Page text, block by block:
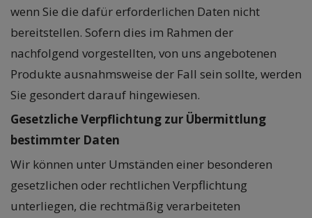
wenn Sie die dafür erforderlichen Daten nicht
bereitstellen. Sofern dies im Rahmen der
nachfolgend vorgestellten, von uns angebotenen
Produkte ausnahmsweise der Fall sein sollte, werden
Sie gesondert darauf hingewiesen.
Gesetzliche Verpflichtung zur Übermittlung
bestimmter Daten
Wir können unter Umständen einer besonderen
gesetzlichen oder rechtlichen Verpflichtung
unterliegen, die rechtmäßig verarbeiteten